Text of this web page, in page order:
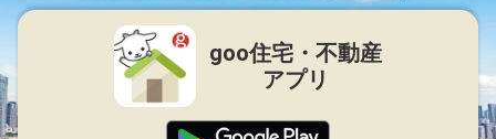
goo住宅・不動産
アプリ